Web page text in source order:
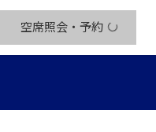
空席照会・予約